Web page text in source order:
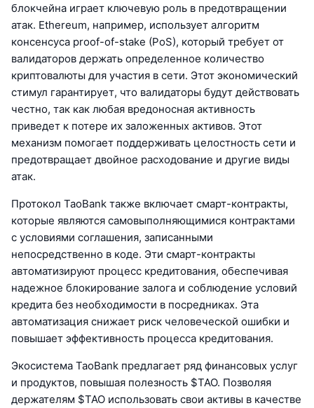
блокчейна играет ключевую роль в предотвращении
атак. Ethereum, например, использует алгоритм
консенсуса proof-of-stake (PoS), который требует от
валидаторов держать определенное количество
криптовалюты для участия в сети. Этот экономический
стимул гарантирует, что валидаторы будут действовать
честно, так как любая вредоносная активность
приведет к потере их заложенных активов. Этот
механизм помогает поддерживать целостность сети и
предотвращает двойное расходование и другие виды
атак.
Протокол TaoBank также включает смарт-контракты,
которые являются самовыполняющимися контрактами
с условиями соглашения, записанными
непосредственно в коде. Эти смарт-контракты
автоматизируют процесс кредитования, обеспечивая
надежное блокирование залога и соблюдение условий
кредита без необходимости в посредниках. Эта
автоматизация снижает риск человеческой ошибки и
повышает эффективность процесса кредитования.
Экосистема TaoBank предлагает ряд финансовых услуг
и продуктов, повышая полезность $TAO. Позволяя
держателям $TAO использовать свои активы в качестве